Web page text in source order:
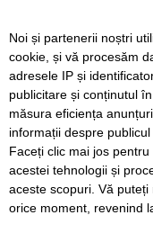
Poli scapă de
deplasarea cu
Noi puncte de
privat inițiativei
SERVICII Redactia
Noi și partenerii noștri
cookie, și vă procesăm
adresele IP și
publicitare și conținutul
măsura eficiența
informații despre
Faceți clic mai jos
acestei tehnologii și
aceste scopuri. Vă
orice moment, revenind